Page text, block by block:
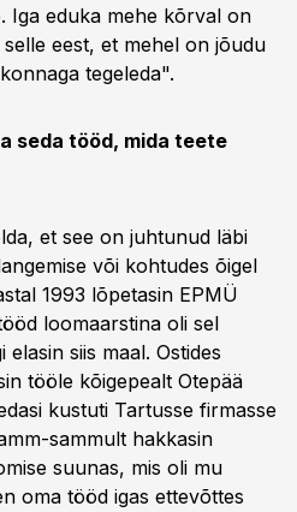
Iga eduka mehe kõrval on
eest, et mehel on jõudu
tegeleda".
seda tööd, mida teete
et see on juhtunud läbi
või kohtudes õigel
1993 lõpetasin EPMÜ
loomaarstina oli sel
siis maal. Ostides
tööle kõigepealt Otepää
kustuti Tartusse firmasse
sammult hakkasin
suunas, mis oli mu
oma tööd igas ettevõttes